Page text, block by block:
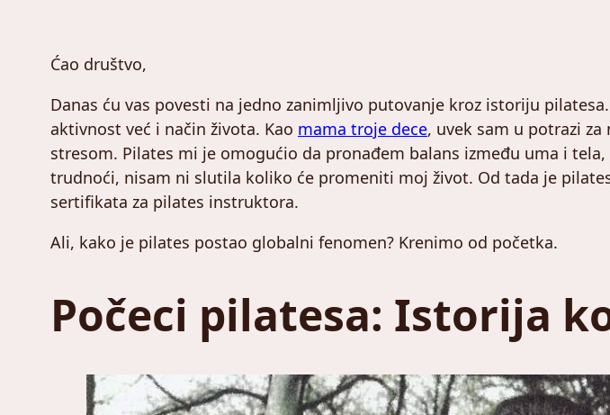
Ćao društvo,
Danas ću vas povesti na jedno zanimljivo putovanje kroz istoriju
aktivnost već i način života. Kao mama troje dece, uvek sam u potrazi
stresom. Pilates mi je omogućio da pronađem balans između uma i
trudnoći, nisam ni slutila koliko će promeniti moj život. Od tada je
sertifikata za pilates instruktora.
Ali, kako je pilates postao globalni fenomen? Krenimo od početka.
Počeci pilatesa: Istorija